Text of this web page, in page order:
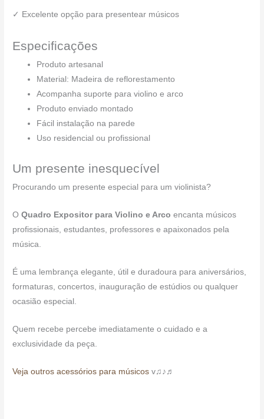
✓ Excelente opção para presentear músicos
Especificações
Produto artesanal
Material: Madeira de reflorestamento
Acompanha suporte para violino e arco
Produto enviado montado
Fácil instalação na parede
Uso residencial ou profissional
Um presente inesquecível
Procurando um presente especial para um violinista?
OQuadro Expositor para Violino e Arco encanta músicos
profissionais, estudantes, professores e apaixonados pela
música.
É uma lembrança elegante, útil e duradoura para aniversários,
formaturas, concertos, inauguração de estúdios ou qualquer
ocasião especial.
Quem recebe percebe imediatamente o cuidado e a
exclusividade da peça.
Veja outros acessórios para músicos v♫♪♬